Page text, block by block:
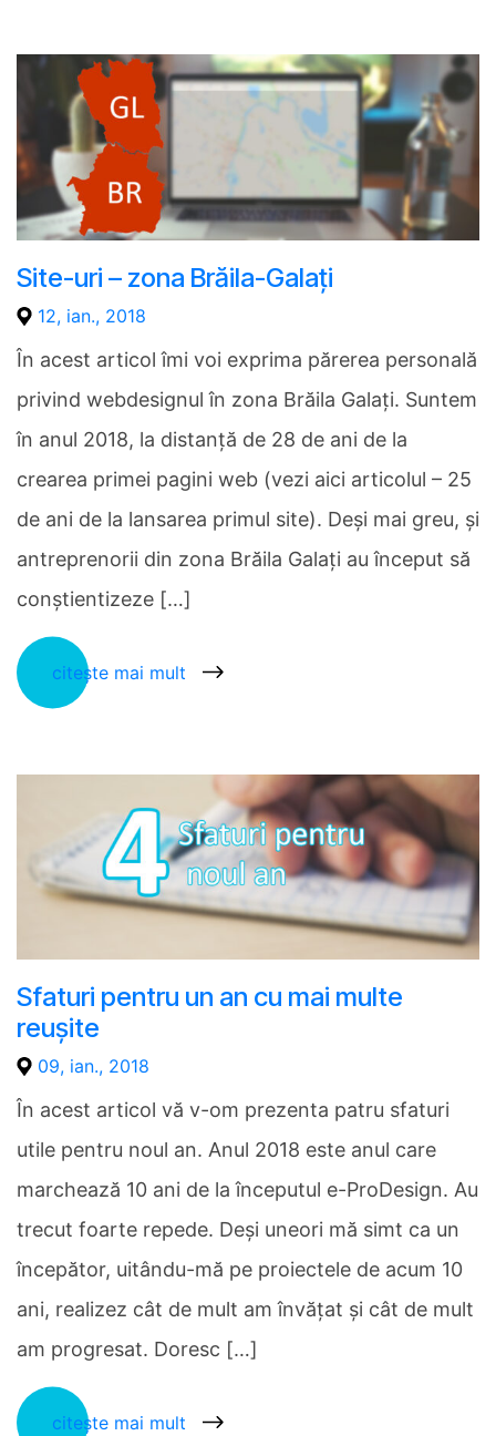
Site-uri – zona Brăila-Galați
12, ian., 2018
În acest articol îmi voi exprima părerea personală
privind webdesignul în zona Brăila Galați. Suntem
în anul 2018, la distanță de 28 de ani de la
crearea primei pagini web (vezi aici articolul – 25
de ani de la lansarea primul site). Deși mai greu, și
antreprenorii din zona Brăila Galați au început să
conștientizeze […]
citește mai mult
Sfaturi pentru un an cu mai multe
reușite
09, ian., 2018
În acest articol vă v-om prezenta patru sfaturi
utile pentru noul an. Anul 2018 este anul care
marchează 10 ani de la începutul e-ProDesign. Au
trecut foarte repede. Deși uneori mă simt ca un
începător, uitându-mă pe proiectele de acum 10
ani, realizez cât de mult am învățat și cât de mult
am progresat. Doresc […]
citește mai mult